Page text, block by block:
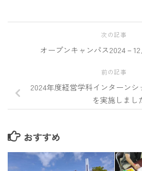
次の記事
オープンキャンパス2024－12
前の記事
2024年度経営学科インターン
を実施しまし
おすすめ